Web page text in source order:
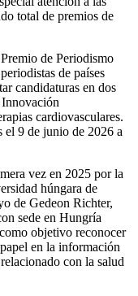
total de premios de
de Periodismo
de países
candidaturas en dos
Innovación
cardiovasculares.
el 9 de junio de 2026 a
vez en 2025 por la
húngara de
de Gedeon Richter,
sede en Hungría
objetivo reconocer
en la información
con la salud